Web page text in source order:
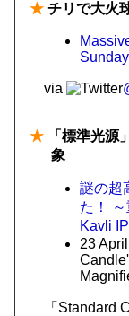
★ チリで大火
via
★ 「標準光源
象
謎の超
た！
Kavli
23
「Standard